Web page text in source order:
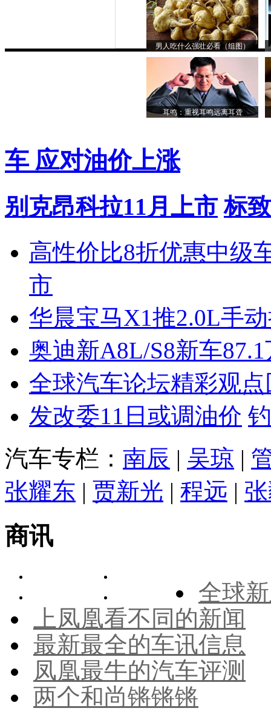
男人吃什么强壮必看（组图）
耳鸣：重视耳鸣远离耳聋
车 应对油价上涨
别克昂科拉11月上市 标
高性价比8折优惠中级
市
华晨宝马X1推2.0L手
奥迪新A8L/S8新车
全球汽车论坛精彩观点
发改委11日或调油价
汽车专栏： 南辰 | 吴琼 |
张耀东 | 贾新光 | 程远 |
商讯
全球
上凤凰看不同的新闻
最新最全的车讯信息
凤凰最牛的汽车评测
两个和尚锵锵锵